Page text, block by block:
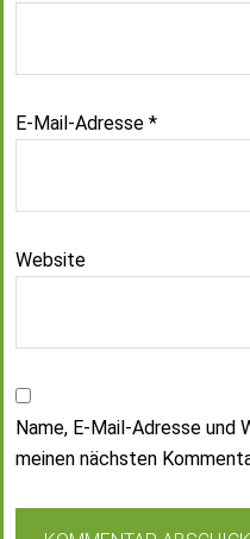
E-Mail-Adresse *
Website
Name, E-Mail-Adresse und
meinen nächsten